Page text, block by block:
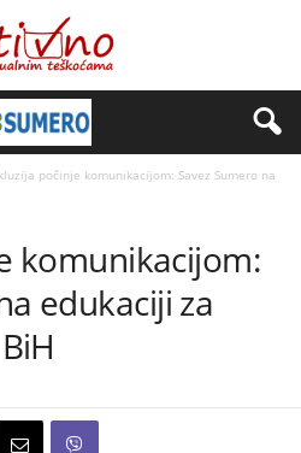
počinje komunikacijom: Savez Sumero na
komunikacijom:
edukaciji za